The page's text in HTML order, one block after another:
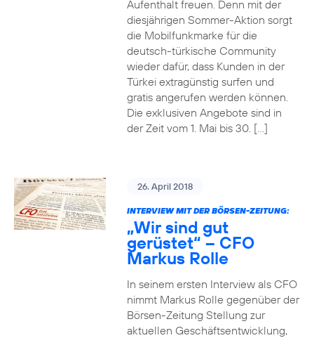
Aufenthalt freuen. Denn mit der
diesjährigen Sommer-Aktion sorgt
die Mobilfunkmarke für die
deutsch-türkische Community
wieder dafür, dass Kunden in der
Türkei extragünstig surfen und
gratis angerufen werden können.
Die exklusiven Angebote sind in
der Zeit vom 1. Mai bis 30. […]
26. April 2018
INTERVIEW MIT DER BÖRSEN-ZEITUNG:
„Wir sind gut
gerüstet“ – CFO
Markus Rolle
In seinem ersten Interview als CFO
nimmt Markus Rolle gegenüber der
Börsen-Zeitung Stellung zur
aktuellen Geschäftsentwicklung,